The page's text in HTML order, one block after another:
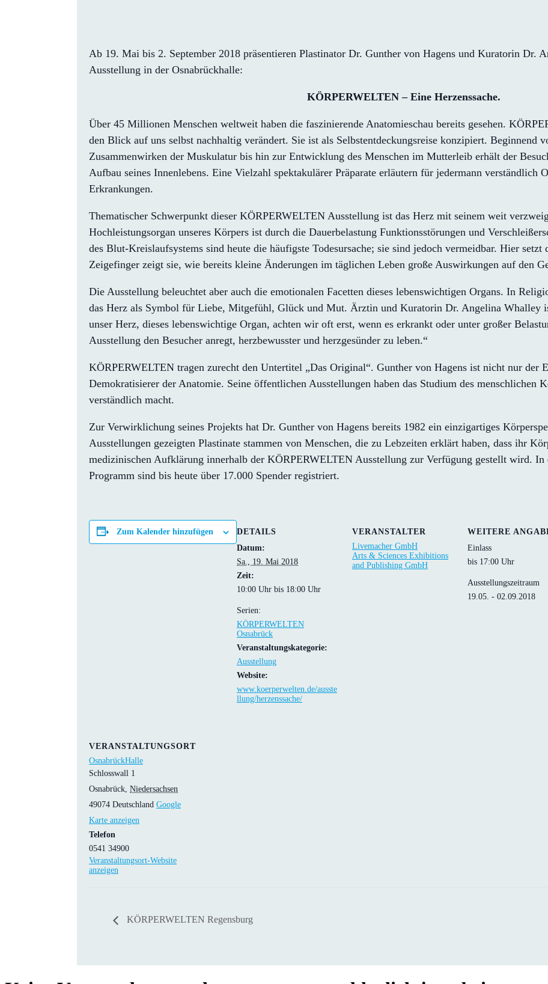
Ab 19. Mai bis 2. September 2018 präsentieren Plastinator Dr. Gunther von Hagens und Kuratorin Dr.
Ausstellung in der Osnabrückhalle:
KÖRPERWELTEN – Eine Herzenssache.
Über 45 Millionen Menschen weltweit haben die faszinierende Anatomieschau bereits gesehen.
den Blick auf uns selbst nachhaltig verändert. Sie ist als Selbstentdeckungsreise konzipiert. Beginnend
Zusammenwirken der Muskulatur bis hin zur Entwicklung des Menschen im Mutterleib erhält der
Aufbau seines Innenlebens. Eine Vielzahl spektakulärer Präparate erläutern für jedermann verständlich
Erkrankungen.
Thematischer Schwerpunkt dieser KÖRPERWELTEN Ausstellung ist das Herz mit seinem weit
Hochleistungsorgan unseres Körpers ist durch die Dauerbelastung Funktionsstörungen und
des Blut-Kreislaufsystems sind heute die häufigste Todesursache; sie sind jedoch vermeidbar. Hier setzt
Zeigefinger zeigt sie, wie bereits kleine Änderungen im täglichen Leben große Auswirkungen auf den
Die Ausstellung beleuchtet aber auch die emotionalen Facetten dieses lebenswichtigen Organs. In
das Herz als Symbol für Liebe, Mitgefühl, Glück und Mut. Ärztin und Kuratorin Dr. Angelina Whalley
unser Herz, dieses lebenswichtige Organ, achten wir oft erst, wenn es erkrankt oder unter großer
Ausstellung den Besucher anregt, herzbewusster und herzgesünder zu leben.“
KÖRPERWELTEN tragen zurecht den Untertitel „Das Original“. Gunther von Hagens ist nicht nur der
Demokratisierer der Anatomie. Seine öffentlichen Ausstellungen haben das Studium des menschlichen
verständlich macht.
Zur Verwirklichung seines Projekts hat Dr. Gunther von Hagens bereits 1982 ein einzigartiges
Ausstellungen gezeigten Plastinate stammen von Menschen, die zu Lebzeiten erklärt haben, dass ihr
medizinischen Aufklärung innerhalb der KÖRPERWELTEN Ausstellung zur Verfügung gestellt wird. In
Programm sind bis heute über 17.000 Spender registriert.
Zum Kalender hinzufügen
DETAILS
Datum:
Sa., 19. Mai 2018
Zeit:
10:00 Uhr bis 18:00 Uhr
Serien:
KÖRPERWELTEN
Osnabrück
Veranstaltungskategorie:
Ausstellung
Website:
www.koerperwelten.de/ausste
llung/herzenssache/
VERANSTALTER
Livemacher GmbH
Arts & Sciences Exhibitions
and Publishing GmbH
WEITERE
Einlass
bis 17:00 Uhr
Ausstellungszeitraum
19.05. - 02.09.2018
VERANSTALTUNGSORT
OsnabrückHalle
Schlosswall 1
Osnabrück, Niedersachsen
49074 Deutschland Google
Karte anzeigen
Telefon
0541 34900
Veranstaltungsort-Website
anzeigen
KÖRPERWELTEN Regensburg